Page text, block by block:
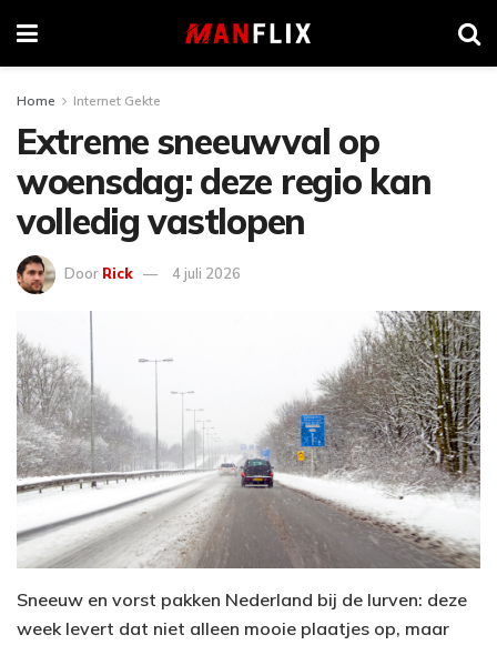
Home Internet Gekte
Extreme sneeuwval op
woensdag: deze regio kan
volledig vastlopen
Door Rick 4 juli 2026
Sneeuw en vorst pakken Nederland bij de lurven: deze
week levert dat niet alleen mooie plaatjes op, maar